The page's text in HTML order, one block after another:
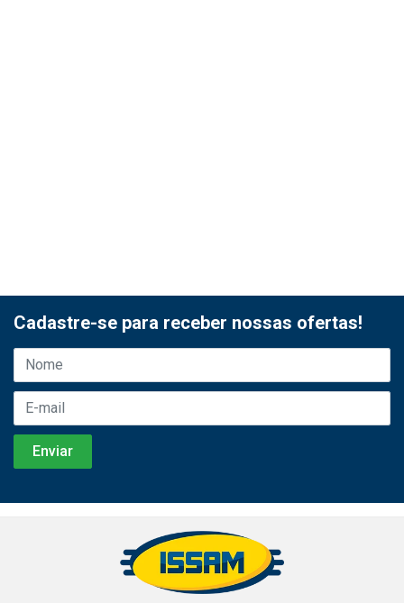
Cadastre-se para receber nossas ofertas!